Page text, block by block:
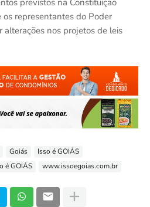
representantes do Poder
alterações nos projetos de leis
Goiás
Isso é GOIÁS
é GOIÁS www.issoegoias.com.br